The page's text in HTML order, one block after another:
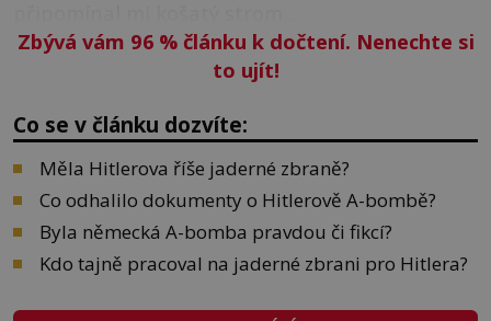
Zbývá vám 96 %článku k dočtení. Nenechte si
to ujít!
Co se v článku dozvíte:
Měla Hitlerova říše jaderné zbraně?
Co odhalilo dokumenty o Hitlerově A-bombě?
Byla německá A-bomba pravdou či fikcí?
Kdo tajně pracoval na jaderné zbrani pro Hitlera?